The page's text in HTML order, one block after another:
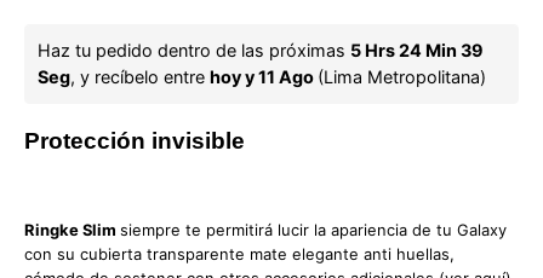
Haz tu pedido dentro de las próximas 5 Hrs 24 Min 39
Seg, y recíbelo entre hoy y 11 Ago (Lima Metropolitana)
Protección invisible
Ringke Slim siempre te permitirá lucir la apariencia de tu Galaxy
con su cubierta transparente mate elegante anti huellas,